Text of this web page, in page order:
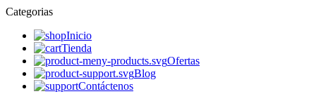
Categorias
Inicio
Tienda
Ofertas
Blog
Contáctenos